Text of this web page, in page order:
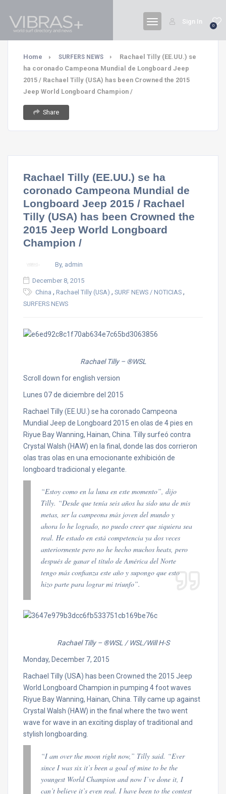
0
Sign In
Home SURFERS NEWS
Rachael Tilly (EE.UU.) se
ha coronado Campeona Mundial de Longboard Jeep
2015 / Rachael Tilly (USA) has been Crowned the 2015
Jeep World Longboard Champion /
Share
Rachael Tilly (EE.UU.) se ha
coronado Campeona Mundial de
Longboard Jeep 2015 / Rachael
Tilly (USA) has been Crowned the
2015 Jeep World Longboard
Champion /
By, admin
December 8, 2015
China , Rachael Tilly (USA) , SURF NEWS / NOTICIAS ,
SURFERS NEWS
Rachael Tilly – ®WSL
Scroll down for english version
Lunes 07 de diciembre del 2015
Rachael Tilly (EE.UU.) se ha coronado Campeona
Mundial Jeep de Longboard 2015 en olas de 4 pies en
Riyue Bay Wanning, Hainan, China. Tilly surfeó contra
Crystal Walsh (HAW) en la final, donde las dos corrieron
olas tras olas en una emocionante exhibición de
longboard tradicional y elegante.
“Estoy como en la luna en este momento”, dijo
Tilly. “Desde que tenía seis años ha sido una de mis
metas, ser la campeona más joven del mundo y
ahora lo he logrado, no puedo creer que siquiera sea
real. He estado en está competencia ya dos veces
anteriormente pero no he hecho muchos heats, pero
después de ganar el título de América del Norte
tengo más confianza este año y supongo que esto
hizo parte para lograr mi triunfo”.
Rachael Tilly – ®WSL / WSL/Will H-S
Monday, December 7, 2015
Rachael Tilly (USA) has been Crowned the 2015 Jeep
World Longboard Champion in pumping 4 foot waves
Riyue Bay Wanning, Hainan, China. Tilly came up against
Crystal Walsh (HAW) in the final where the two went
wave for wave in an exciting display of traditional and
stylish longboarding.
“I am over the moon right now,” Tilly said. “Ever
since I was six it’s been a goal of mine to be the
youngest World Champion and now I’ve done it, I
can’t believe it’s even real. I have been to the contest